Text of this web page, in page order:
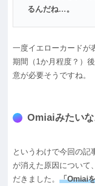
るんだね…。
一度イエローカードが
期間（1か月程度？）
意が必要そうですね。
Omiaiみたい
というわけで今回の記
が消えた原因について
だきました。 「Omiai